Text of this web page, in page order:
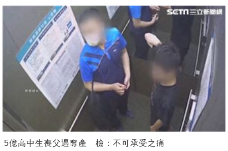
5億高中生喪父遇奪產 檢：不可承受之痛